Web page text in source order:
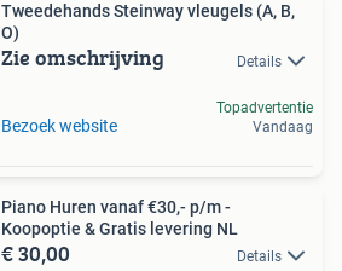
Tweedehands Steinway vleugels (A, B,
O)
Zie omschrijving Details
Bezoek website
Topadvertentie
Vandaag
Piano Huren vanaf €30,- p/m -
Koopoptie & Gratis levering NL
€ 30,00 Details